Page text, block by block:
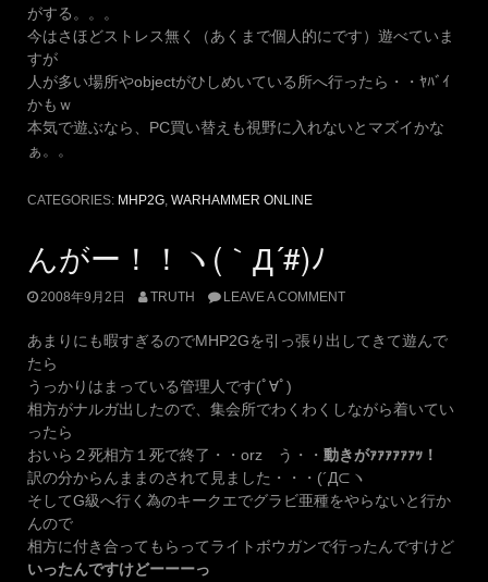
がする。。。
今はさほどストレス無く（あくまで個人的にです）遊べていま
すが
人が多い場所やobjectがひしめいている所へ行ったら・・ﾔﾊﾞｲ
かもｗ
本気で遊ぶなら、PC買い替えも視野に入れないとマズイかな
ぁ。。
CATEGORIES: MHP2G, WARHAMMER ONLINE
んがー！！ヽ(｀Д´#)ﾉ
2008年9月2日 TRUTH LEAVE A COMMENT
あまりにも暇すぎるのでMHP2Gを引っ張り出してきて遊んで
たら
うっかりはまっている管理人です(ﾟ∀ﾟ)
相方がナルガ出したので、集会所でわくわくしながら着いてい
ったら
おいら２死相方１死で終了・・orz う・・ 動きがｧｧｧｧｧｧｯ！
訳の分からんままのされて見ました・・・(´Д⊂ヽ
そしてG級へ行く為のキークエでグラビ亜種をやらないと行か
んので
相方に付き合ってもらってライトボウガンで行ったんですけど
いったんですけどーーーっ